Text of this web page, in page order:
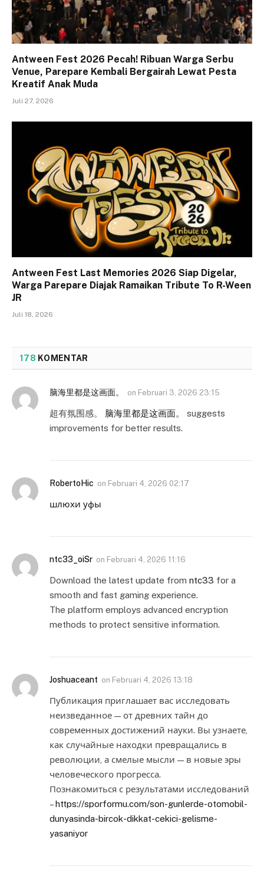
Antween Fest 2026 Pecah! Ribuan Warga Serbu
Venue, Parepare Kembali Bergairah Lewat Pesta
Kreatif Anak Muda
Juli 27, 2026
Antween Fest Last Memories 2026 Siap Digelar,
Warga Parepare Diajak Ramaikan Tribute To R-Ween
JR
Juli 18, 2026
178 KOMENTAR
脑海里都是这画面。 on Februari 3, 2026 23:15
超有氛围感。 脑海里都是这画面。
suggests
improvements for better results.
RobertoHic on Februari 4, 2026 02:17
шлюхи уфы
ntc33_oiSr on Februari 4, 2026 11:16
Download the latest update from ntc33 for a
smooth and fast gaming experience.
The platform employs advanced encryption
methods to protect sensitive information.
Joshuaceant on Februari 4, 2026 13:18
Публикация приглашает вас исследовать
неизведанное — от древних тайн до
современных достижений науки. Вы узнаете,
как случайные находки превращались в
революции, а смелые мысли — в новые эры
человеческого прогресса.
Познакомиться с результатами исследований
–https://sporformu.com/son-gunlerde-otomobil-
dunyasinda-bircok-dikkat-cekici-gelisme-
yasaniyor